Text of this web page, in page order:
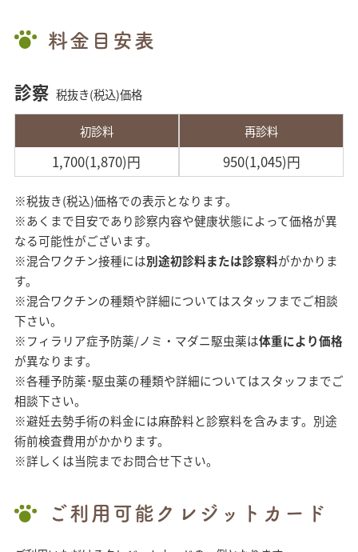
料金目安表
診察 税抜き(税込)価格
初診料
1,700(1,870)円
再診料
950(1,045)円
※税抜き(税込)価格での表示となります。
※あくまで目安であり診察内容や健康状態によって価格が異
なる可能性がございます。
※混合ワクチン接種には別途初診料または診察料がかかりま
す。
※混合ワクチンの種類や詳細についてはスタッフまでご相談
下さい。
※フィラリア症予防薬/ノミ・マダニ駆虫薬は体重により価格
が異なります。
※各種予防薬･駆虫薬の種類や詳細についてはスタッフまでご
相談下さい。
※避妊去勢手術の料金には麻酔料と診察料を含みます。別途
術前検査費用がかかります。
※詳しくは当院までお問合せ下さい。
ご利用可能クレジットカード